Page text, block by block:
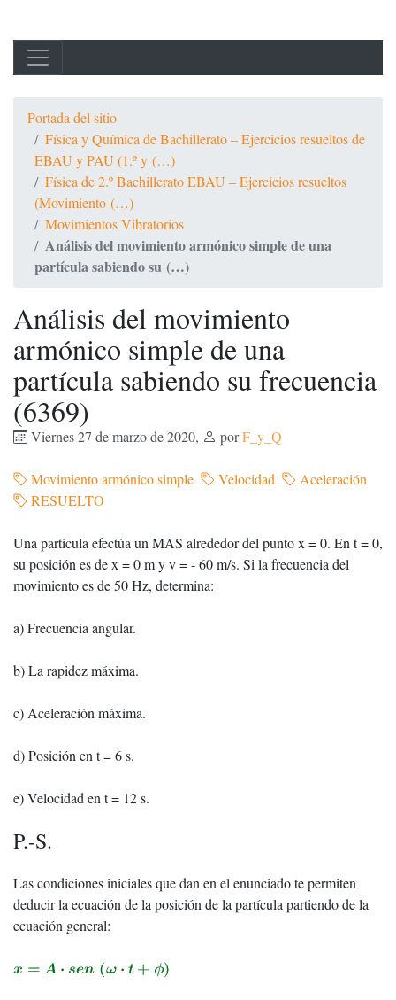
Portada del sitio
Física y Química de Bachillerato – Ejercicios resueltos de
EBAU y PAU (1.º y (…)
Física de 2.º Bachillerato EBAU – Ejercicios resueltos
(Movimiento (…)
Movimientos Vibratorios
Análisis del movimiento armónico simple de una
partícula sabiendo su (…)
Análisis del movimiento
armónico simple de una
partícula sabiendo su frecuencia
(6369)
Viernes 27 de marzo de 2020, porF_y_Q
Movimiento armónico simple Velocidad
Aceleración
RESUELTO
Una partícula efectúa un MAS alrededor del punto x = 0. En t = 0,
su posición es de x = 0 m y v = - 60 m/s. Si la frecuencia del
movimiento es de 50 Hz, determina:
a) Frecuencia angular.
b) La rapidez máxima.
c) Aceleración máxima.
d) Posición en t = 6 s.
e) Velocidad en t = 12 s.
P.-S.
Las condiciones iniciales que dan en el enunciado te permiten
deducir la ecuación de la posición de la partícula partiendo de la
ecuación general: